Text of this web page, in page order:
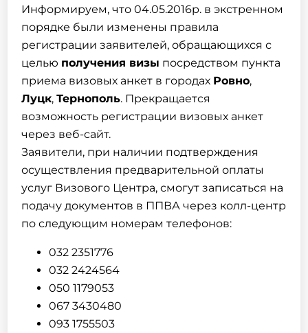
Информируем, что 04.05.2016р. в экстренном
порядке были изменены правила
регистрации заявителей, обращающихся с
целью получения визы посредством пункта
приема визовых анкет в городах Ровно,
Луцк,Тернополь. Прекращается
возможность регистрации визовых анкет
через веб-сайт.
Заявители, при наличии подтверждения
осуществления предварительной оплаты
услуг Визового Центра, смогут записаться на
подачу документов в ППВА через колл-центр
по следующим номерам телефонов:
032 2351776
032 2424564
050 1179053
067 3430480
093 1755503